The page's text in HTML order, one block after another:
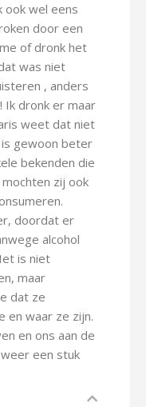
ook wel eens
door een
of dronk het
was niet
, anders
Ik dronk er maar
weet dat niet
gewoon beter
bekenden die
zij ook
doordat er
alcohol
is niet
maar
dat ze
en waar ze zijn.
en ons aan de
een stuk